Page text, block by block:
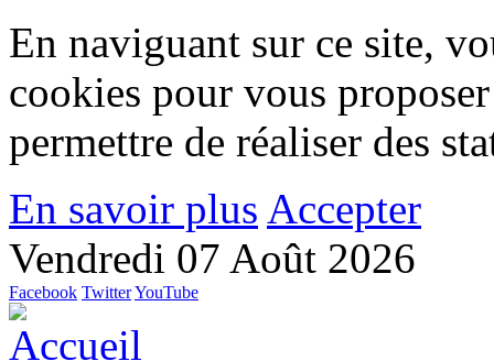
En naviguant sur ce site,
cookies pour vous
permettre de réaliser des
En savoir plus Accepter
Vendredi 07 Août 2026
Facebook TwitterYouTube